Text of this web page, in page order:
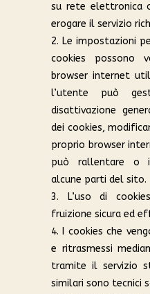
su rete elettronica
erogare il servizio
2. Le impostazioni
cookies possono
browser internet
l’utente può
disattivazione
dei cookies,
proprio browser
può rallentare o
alcune parti del sito.
3. L’uso di
fruizione sicura ed
4. I cookies che
e ritrasmessi
tramite il servizio
similari sono tecnici